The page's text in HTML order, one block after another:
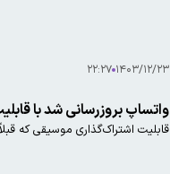
۱۴۰۳/۱۲/۲۳ ۲۲:۲۷
واتساپ بروزرسانی شد با
قابلیت اشتراک‌گذاری موسیقی که